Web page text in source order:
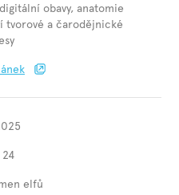
obavy, anatomie
tvorové a čarodějnické
24
elfů